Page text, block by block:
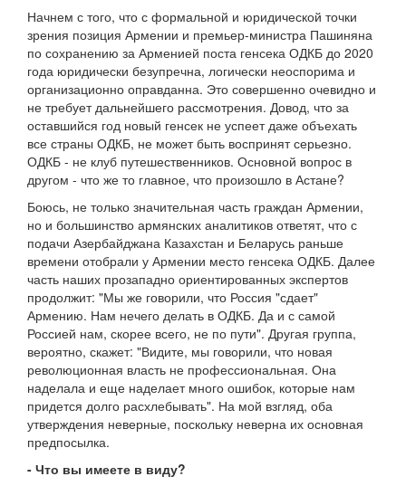
Начнем с того, что с формальной и юридической точки
зрения позиция Армении и премьер-министра Пашиняна
по сохранению за Арменией поста генсека ОДКБ до 2020
года юридически безупречна, логически неоспорима и
организационно оправданна. Это совершенно очевидно и
не требует дальнейшего рассмотрения. Довод, что за
оставшийся год новый генсек не успеет даже объехать
все страны ОДКБ, не может быть воспринят серьезно.
ОДКБ - не клуб путешественников. Основной вопрос в
другом - что же то главное, что произошло в Астане?
Боюсь, не только значительная часть граждан Армении,
но и большинство армянских аналитиков ответят, что с
подачи Азербайджана Казахстан и Беларусь раньше
времени отобрали у Армении место генсека ОДКБ. Далее
часть наших прозападно ориентированных экспертов
продолжит: "Мы же говорили, что Россия "сдает"
Армению. Нам нечего делать в ОДКБ. Да и с самой
Россией нам, скорее всего, не по пути". Другая группа,
вероятно, скажет: "Видите, мы говорили, что новая
революционная власть не профессиональная. Она
наделала и еще наделает много ошибок, которые нам
придется долго расхлебывать". На мой взгляд, оба
утверждения неверные, поскольку неверна их основная
предпосылка.
- Что вы имеете в виду?